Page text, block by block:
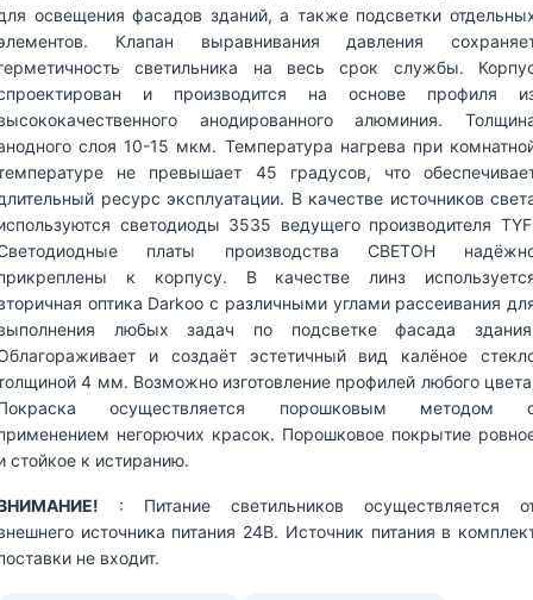
освещения фасадов зданий, а также подсветки
Клапан выравнивания давления
светильника на весь срок службы.
и производится на основе профиля
анодированного алюминия.
слоя 10-15 мкм. Температура нагрева при
не превышает 45 градусов, что
ресурс эксплуатации. В качестве источников
светодиоды 3535 ведущего производителя
платы производства СВЕТОН
к корпусу. В качестве линз
оптика Darkoo c различными углами рассеивания
любых задач по подсветке фасада
и создаёт эстетичный вид калёное
4 мм. Возможно изготовление профилей любого
осуществляется порошковым методом
негорючих красок. Порошковое покрытие
стойкое к истиранию.
: Питание светильников осуществляется
источника питания 24В. Источник питания в
не входит.